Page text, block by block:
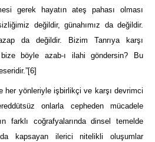
gerek hayatın ateş pahası olması
değildir, günahımız da değildir.
da değildir. Bizim Tanrıya karşı
böyle azab-ı ilahi göndersin? Bu
[6]
her yönleriyle işbirlikçi ve karşı devrimci
onlarla cepheden mücadele
farklı coğrafyalarında dinsel temelde
kapsayan ilerici nitelikli oluşumlar